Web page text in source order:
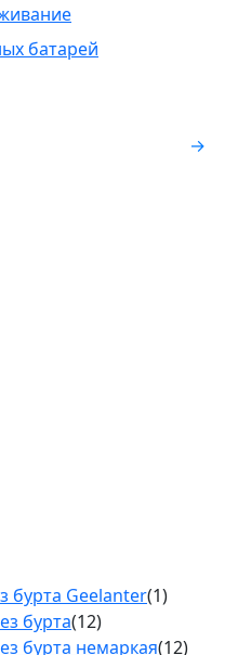
батарей
→
бурта Geelanter(1)
бурта(12)
бурта немаркая(12)